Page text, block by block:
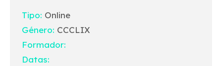
Tipo: Online
Género: CCCLIX
Formador:
Datas: